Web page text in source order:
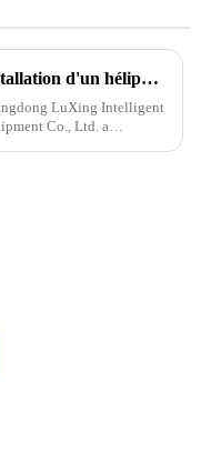
Installation d'un héliport pour hélicoptères sur un navire
LuXing Intelligent
Co., Ltd. a